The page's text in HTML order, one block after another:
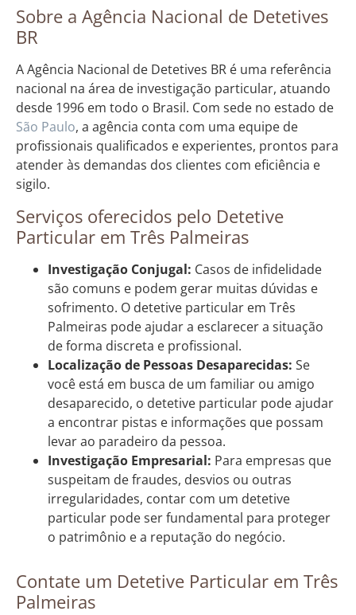
Sobre a Agência Nacional de Detetives
BR
A Agência Nacional de Detetives BR é uma referência
nacional na área de investigação particular, atuando
desde 1996 em todo o Brasil. Com sede no estado de
São Paulo, a agência conta com uma equipe de
profissionais qualificados e experientes, prontos para
atender às demandas dos clientes com eficiência e
sigilo.
Serviços oferecidos pelo Detetive
Particular em Três Palmeiras
Investigação Conjugal: Casos de infidelidade
são comuns e podem gerar muitas dúvidas e
sofrimento. O detetive particular em Três
Palmeiras pode ajudar a esclarecer a situação
de forma discreta e profissional.
Localização de Pessoas Desaparecidas: Se
você está em busca de um familiar ou amigo
desaparecido, o detetive particular pode ajudar
a encontrar pistas e informações que possam
levar ao paradeiro da pessoa.
Investigação Empresarial: Para empresas que
suspeitam de fraudes, desvios ou outras
irregularidades, contar com um detetive
particular pode ser fundamental para proteger
o patrimônio e a reputação do negócio.
Contate um Detetive Particular em Três
Palmeiras